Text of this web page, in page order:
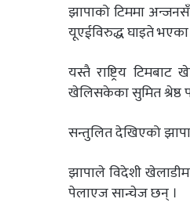
झापाको टिममा
यूएईविरुद्ध घाइते
यस्तै राष्ट्रिय
खेलिसकेका सुमित श्रेष्ठ
सन्तुलित देखिएको
झापाले विदेशी
पेलाएज सान्चेज छन् ।